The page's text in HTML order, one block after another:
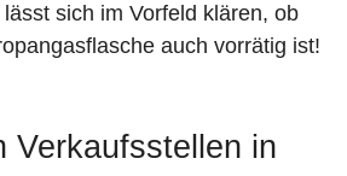
sich im Vorfeld klären, ob
auch vorrätig ist!
Verkaufsstellen in